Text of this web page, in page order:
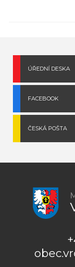
ÚŘEDNÍ DESKA
FACEBOOK
ČESKÁ POŠTA